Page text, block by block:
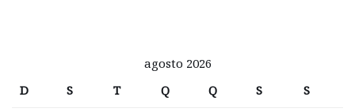
agosto 2026
D
S T Q Q S S